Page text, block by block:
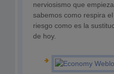
nerviosismo que
sabemos como respira
riesgo como es la
de hoy.